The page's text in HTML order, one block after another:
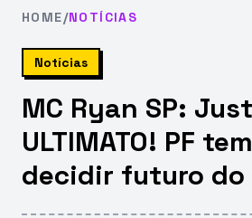
HOME/NOTÍCIAS
Notícias
MC Ryan SP:
ULTIMATO! PF
decidir futuro do